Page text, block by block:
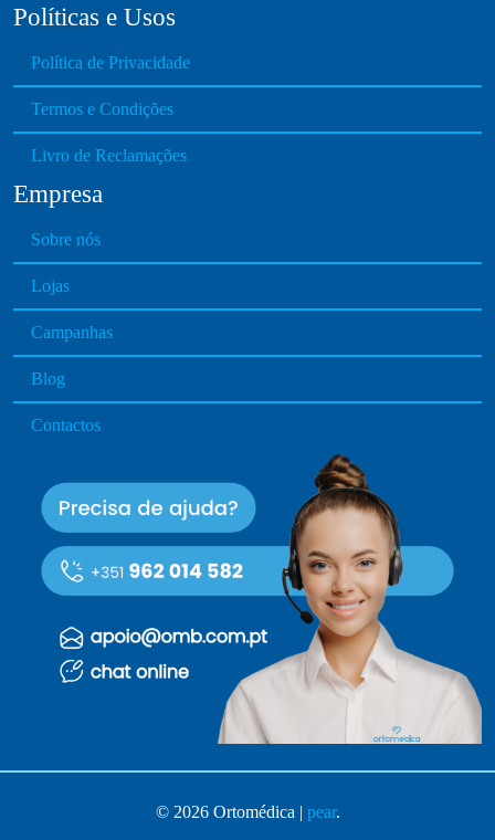
Políticas e Usos
Política de Privacidade
Termos e Condições
Livro de Reclamações
Empresa
Sobre nós
Lojas
Campanhas
Blog
Contactos
© 2026 Ortomédica | pear.